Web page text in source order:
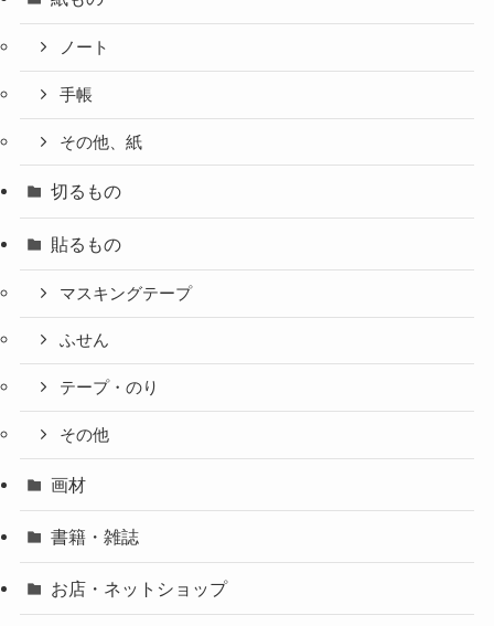
ノート
手帳
その他、紙
切るもの
貼るもの
マスキングテープ
ふせん
テープ・のり
その他
画材
書籍・雑誌
お店・ネットショップ